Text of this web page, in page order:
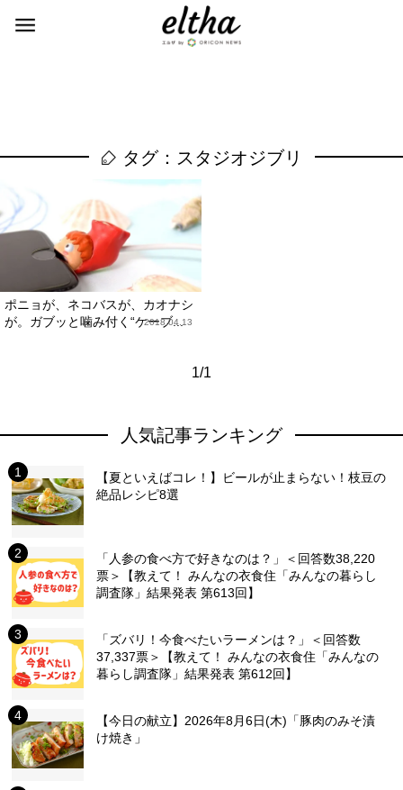
タグ：スタジオジブリ
ポニョが、ネコバスが、カオナシ
が。ガブッと噛み付く“ケーブ...
2018.04.13
1/1
人気記事ランキング
【夏といえばコレ！】ビールが止まらない！枝豆の
絶品レシピ8選
「人参の食べ方で好きなのは？」＜回答数38,220
票＞【教えて！ みんなの衣食住「みんなの暮らし
調査隊」結果発表 第613回】
「ズバリ！今食べたいラーメンは？」＜回答数
37,337票＞【教えて！ みんなの衣食住「みんなの
暮らし調査隊」結果発表 第612回】
【今日の献立】2026年8月6日(木)「豚肉のみそ漬
け焼き」